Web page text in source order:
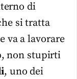
di
si tratta
va a lavorare
non stupirti
, uno dei